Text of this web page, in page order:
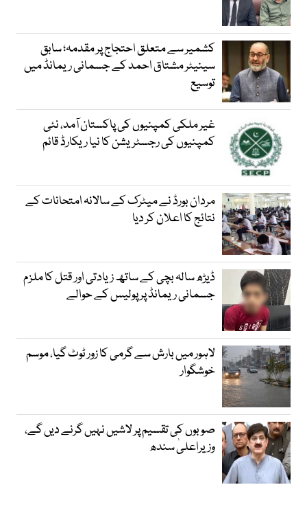
کشمیر سے متعلق احتجاج پر مقدمہ؛ سابق
سینیٹر مشتاق احمد کے جسمانی ریمانڈ میں
توسیع
غیر ملکی کمپنیوں کی پاکستان آمد، نئی
کمپنیوں کی رجسٹریشن کا نیا ریکارڈ قائم
مردان بورڈ نے میٹرک کے سالانہ امتحانات کے
نتائج کا اعلان کر دیا
ڈیڑھ سالہ بچی کے ساتھ زیادتی اور قتل کا ملزم
جسمانی ریمانڈ پر پولیس کے حوالے
لاہور میں بارش سے گرمی کا زور ٹوٹ گیا، موسم
خوشگوار
صوبوں کی تقسیم پر لاشیں نہیں گرنے دیں گے،
وزیراعلیٰ سندھ